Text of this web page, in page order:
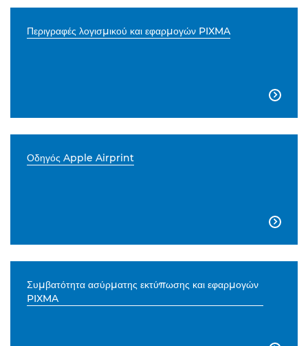
Περιγραφές λογισμικού και εφαρμογών PIXMA

Οδηγός Apple Airprint

Συμβατότητα ασύρματης εκτύπωσης και εφαρμογών
PIXMA